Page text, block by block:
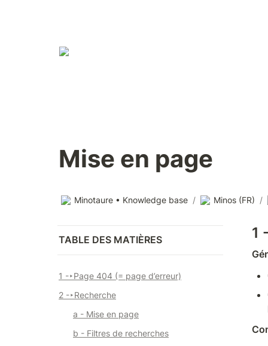
Mise en page
Minotaure • Knowledge base / Minos (FR) /
TABLE DES MATIÈRES
1 -‣Page 404 (= page d’erreur)
2 -‣Recherche
a - Mise en page
b - Filtres de recherches
1 -